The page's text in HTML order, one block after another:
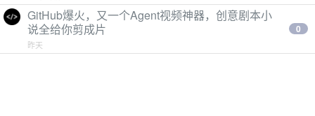
GitHub爆火，又一个Agent视频神器，创意剧本小
说全给你剪成片
昨天
0